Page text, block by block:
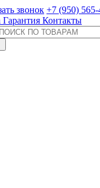
звонок +7 (950) 565-
Гарантия Контакты